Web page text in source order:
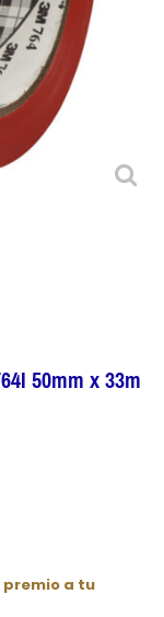
50mm x 33m
premio a tu